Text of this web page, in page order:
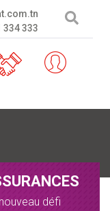
334 333
défi